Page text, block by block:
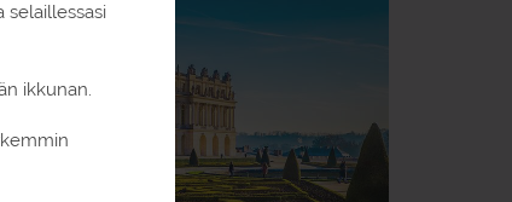
selaillessasi
ikkunan.